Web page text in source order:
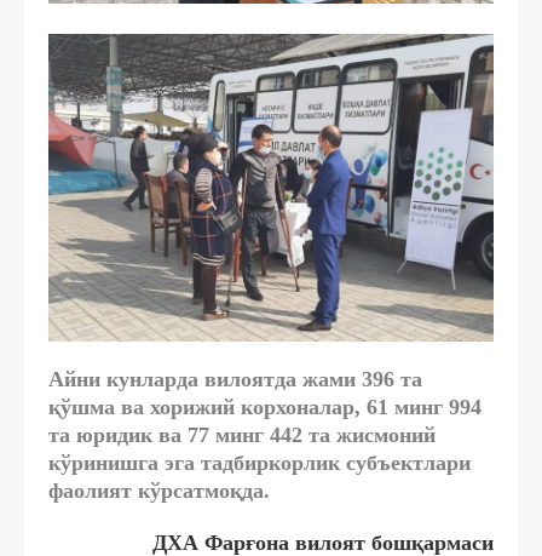
Айни кунларда вилоятда жами 396 та
қўшма ва хорижий корхоналар, 61 минг 994
та юридик ва 77 минг 442 та жисмоний
кўринишга эга тадбиркорлик субъектлари
фаолият кўрсатмоқда.
ДХА Фарғона вилоят бошқармаси